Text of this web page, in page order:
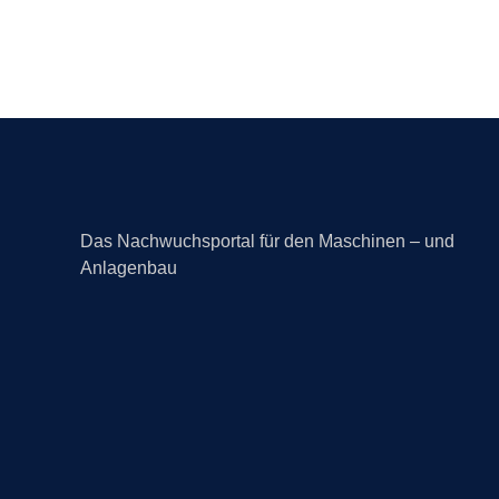
Das Nachwuchsportal für den Maschinen – und
Anlagenbau